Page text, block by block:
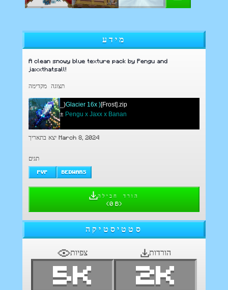
מידע
A clean snowy blue texture pack by Pengu and
jaxxthatsall!
תצוגה מקדימה
_)Glacier 16x )[Frost].zip
± Pengu x Jaxx x Banan
יצא בתאריך March 8, 2024
תגים
PVP BEDWARS
הורד חבילה
(0 B)
סטטיסטיקה
צפיות
5K
הורדות
2K